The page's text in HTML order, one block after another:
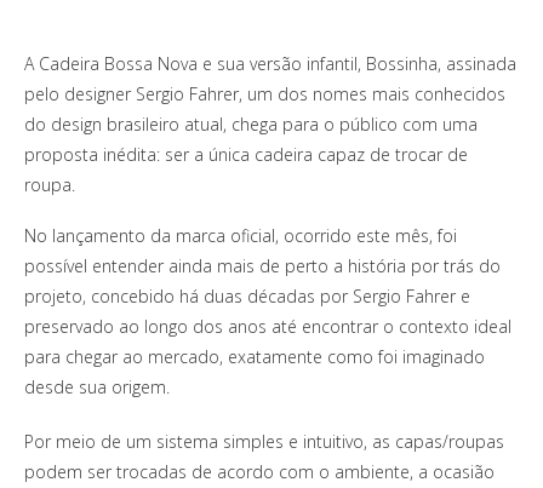
A Cadeira Bossa Nova e sua versão infantil, Bossinha, assinada
pelo designer Sergio Fahrer, um dos nomes mais conhecidos
do design brasileiro atual, chega para o público com uma
proposta inédita: ser a única cadeira capaz de trocar de
roupa.
No lançamento da marca oficial, ocorrido este mês, foi
possível entender ainda mais de perto a história por trás do
projeto, concebido há duas décadas por Sergio Fahrer e
preservado ao longo dos anos até encontrar o contexto ideal
para chegar ao mercado, exatamente como foi imaginado
desde sua origem.
Por meio de um sistema simples e intuitivo, as capas/roupas
podem ser trocadas de acordo com o ambiente, a ocasião